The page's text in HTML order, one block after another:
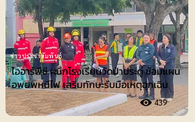
ข่าวประชาสัมพันธ์
ไออาร์พีซี ผนึกโรงเรียนวัดป่าประดู่ ซ้อมแผน
อพยพหนีไฟ เสริมทักษะรับมือเหตุฉุกเฉิน
439